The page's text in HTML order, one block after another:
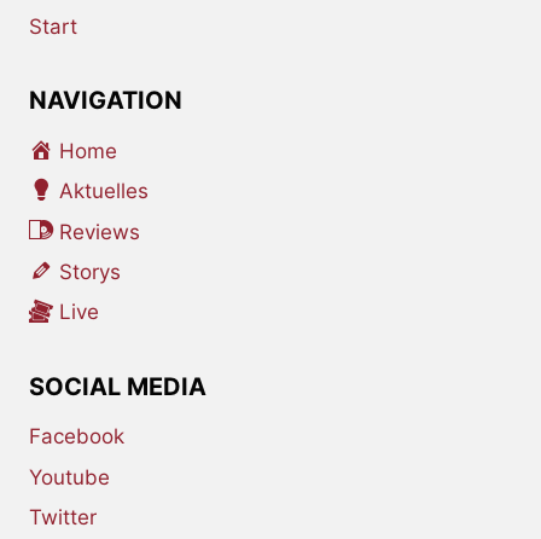
Start
NAVIGATION
Home
Aktuelles
Reviews
Storys
Live
SOCIAL MEDIA
Facebook
Youtube
Twitter